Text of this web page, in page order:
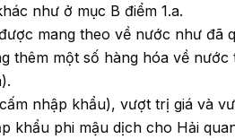
như ở mục B điểm 1.a.
mang theo về nước như đã
thêm một số hàng hóa về
nhập khẩu), vượt trị giá và
khẩu phi mậu dịch cho Hải